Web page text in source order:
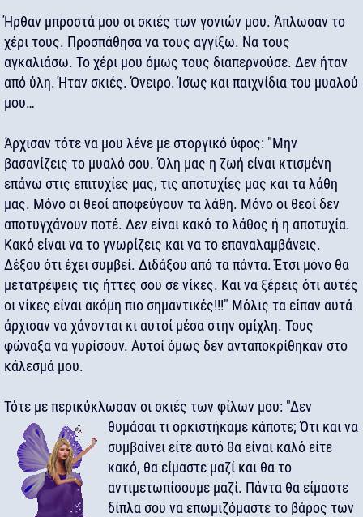
Ήρθαν μπροστά μου οι σκιές των γονιών μου. Άπλωσαν το
χέρι τους. Προσπάθησα να τους αγγίξω. Να τους
αγκαλιάσω. Το χέρι μου όμως τους διαπερνούσε. Δεν ήταν
από ύλη. Ήταν σκιές. Όνειρο. Ίσως και παιχνίδια του μυαλού
μου…
Άρχισαν τότε να μου λένε με στοργικό ύφος: "Μην
βασανίζεις το μυαλό σου. Όλη μας η ζωή είναι κτισμένη
επάνω στις επιτυχίες μας, τις αποτυχίες μας και τα λάθη
μας. Μόνο οι θεοί αποφεύγουν τα λάθη. Μόνο οι θεοί δεν
αποτυγχάνουν ποτέ. Δεν είναι κακό το λάθος ή η αποτυχία.
Κακό είναι να το γνωρίζεις και να το επαναλαμβάνεις.
Δέξου ότι έχει συμβεί. Διδάξου από τα πάντα. Έτσι μόνο θα
μετατρέψεις τις ήττες σου σε νίκες. Και να ξέρεις ότι αυτές
οι νίκες είναι ακόμη πιο σημαντικές!!!" Μόλις τα είπαν αυτά
άρχισαν να χάνονται κι αυτοί μέσα στην ομίχλη. Τους
φώναξα να γυρίσουν. Αυτοί όμως δεν ανταποκρίθηκαν στο
κάλεσμά μου.
Τότε με περικύκλωσαν οι σκιές των φίλων μου: "Δεν
θυμάσαι τι ορκιστήκαμε κάποτε;Ότι και να
συμβαίνει είτε αυτό θα είναι καλό είτε
κακό, θα είμαστε μαζί και θα το
αντιμετωπίσουμε μαζί. Πάντα θα είμαστε
δίπλα σου να επωμιζόμαστε το βάρος των